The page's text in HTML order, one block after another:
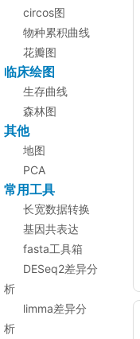
circos图
物种累积曲线
花瓣图
临床绘图
生存曲线
森林图
其他
地图
PCA
常用工具
长宽数据转换
基因共表达
fasta工具箱
DESeq2差异分
析
limma差异分
析